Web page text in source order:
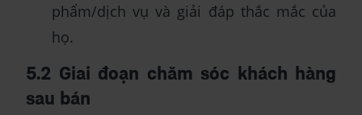
phẩm/dịch vụ và giải đáp thắc mắc của
họ.
5.2 Giai đoạn chăm sóc khách hàng
sau bán